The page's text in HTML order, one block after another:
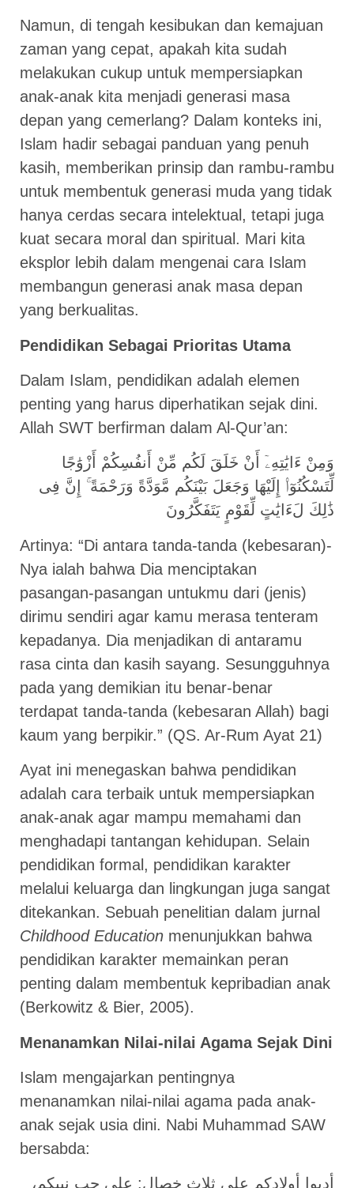
Namun, di tengah kesibukan dan kemajuan
zaman yang cepat, apakah kita sudah
melakukan cukup untuk mempersiapkan
anak-anak kita menjadi generasi masa
depan yang cemerlang? Dalam konteks ini,
Islam hadir sebagai panduan yang penuh
kasih, memberikan prinsip dan rambu-rambu
untuk membentuk generasi muda yang tidak
hanya cerdas secara intelektual, tetapi juga
kuat secara moral dan spiritual. Mari kita
eksplor lebih dalam mengenai cara Islam
membangun generasi anak masa depan
yang berkualitas.
Pendidikan Sebagai Prioritas Utama
Dalam Islam, pendidikan adalah elemen
penting yang harus diperhatikan sejak dini.
Allah SWT berfirman dalam Al-Qur’an:
وَمِنْ ءَايَٰتِهِۦٓ أَنْ خَلَقَ لَكُم مِّنْ أَنفُسِكُمْ أَزْوَٰجًا
لِّتَسْكُنُوٓا۟ إِلَيْهَا وَجَعَلَ بَيْنَكُم مَّوَدَّةً وَرَحْمَةً ۚ إِنَّ فِى
ذَٰلِكَ لَءَايَٰتٍ لِّقَوْمٍ يَتَفَكَّرُونَ
Artinya: “Di antara tanda-tanda (kebesaran)-
Nya ialah bahwa Dia menciptakan
pasangan-pasangan untukmu dari (jenis)
dirimu sendiri agar kamu merasa tenteram
kepadanya. Dia menjadikan di antaramu
rasa cinta dan kasih sayang. Sesungguhnya
pada yang demikian itu benar-benar
terdapat tanda-tanda (kebesaran Allah) bagi
kaum yang berpikir.” (QS. Ar-Rum Ayat 21)
Ayat ini menegaskan bahwa pendidikan
adalah cara terbaik untuk mempersiapkan
anak-anak agar mampu memahami dan
menghadapi tantangan kehidupan. Selain
pendidikan formal, pendidikan karakter
melalui keluarga dan lingkungan juga sangat
ditekankan. Sebuah penelitian dalam jurnal
Childhood Education menunjukkan bahwa
pendidikan karakter memainkan peran
penting dalam membentuk kepribadian anak
(Berkowitz & Bier, 2005).
Menanamkan Nilai-nilai Agama Sejak Dini
Islam mengajarkan pentingnya
menanamkan nilai-nilai agama pada anak-
anak sejak usia dini. Nabi Muhammad SAW
bersabda:
أدبوا أولادكم على ثلاث خصال: على حب نبيكم،